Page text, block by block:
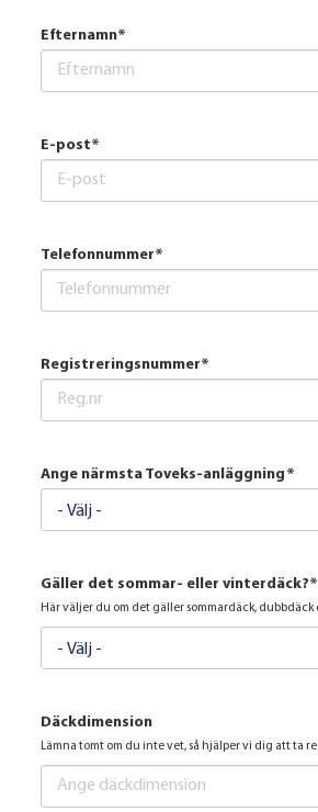
Efternamn*
E-post*
Telefonnummer*
Registreringsnummer*
Ange närmsta Toveks-anläggning *
Gäller det sommar- eller vinterdäck?*
Här väljer du om det gäller sommardäck,
Däckdimension
Lämna tomt om du inte vet, så hjälper vi dig att ta